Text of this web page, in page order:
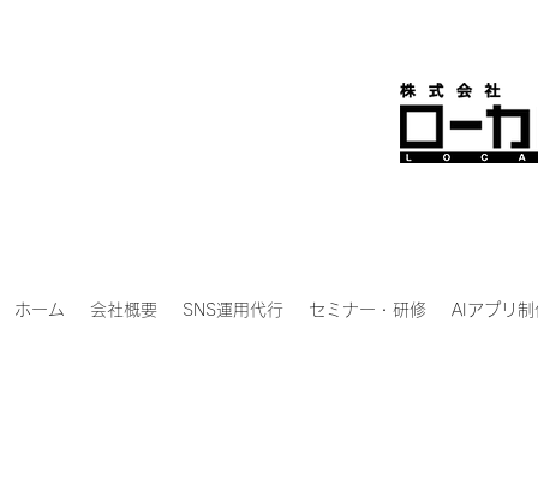
ホーム 会社概要 SNS運用代行 セミナー・研修 AIアプリ制